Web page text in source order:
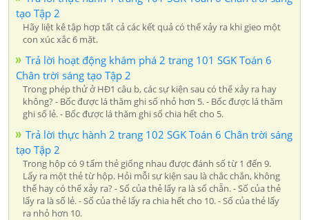
tạo Tập 2
Hãy liệt kê tập hợp tất cả các kết quả có thể xảy ra khi gieo một
con xúc xắc 6 mặt.
Trả lời hoạt động khám phá 2 trang 101 SGK Toán 6
Chân trời sáng tạo Tập 2
Trong phép thử ở HĐ1 câu b, các sự kiện sau có thể xảy ra hay
không? - Bốc được lá thăm ghi số nhỏ hơn 5. - Bốc được lá thăm
ghi số lẻ. - Bốc được lá thăm ghi số chia hết cho 5.
Trả lời thực hành 2 trang 102 SGK Toán 6 Chân trời sáng
tạo Tập 2
Trong hộp có 9 tấm thẻ giống nhau được đánh số từ 1 đến 9.
Lấy ra một thẻ từ hộp. Hỏi mỗi sự kiện sau là chắc chắn, không
thể hay có thể xảy ra? - Số của thẻ lấy ra là số chẵn. - Số của thẻ
lấy ra là số lẻ. - Số của thẻ lấy ra chia hết cho 10. - Số của thẻ lấy
ra nhỏ hơn 10.